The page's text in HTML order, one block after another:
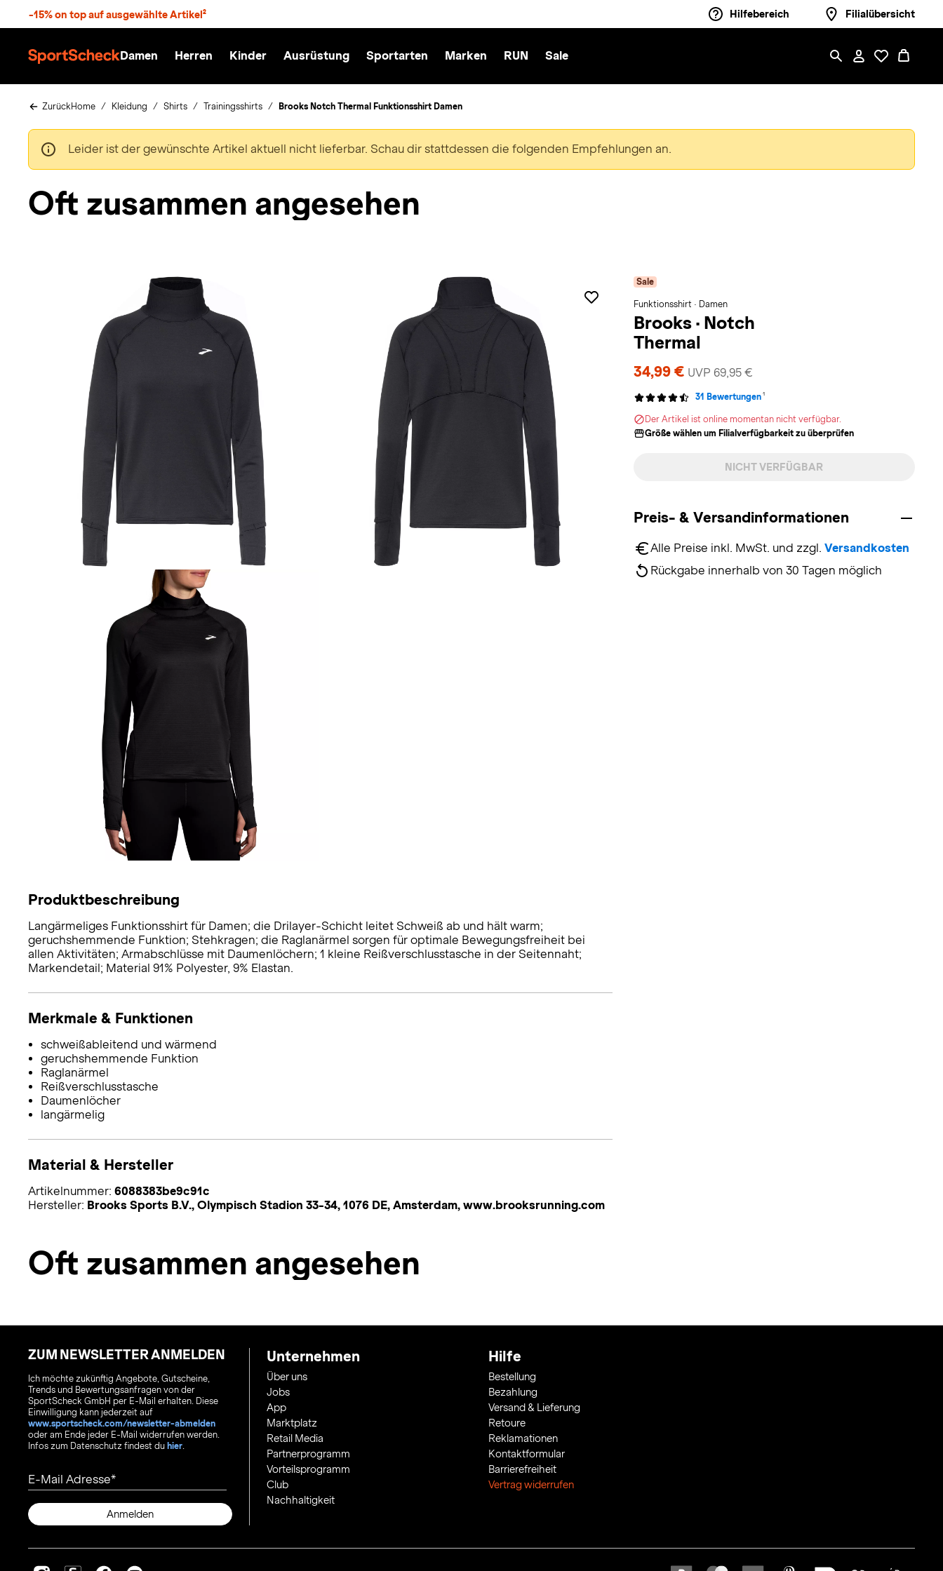
-15% on top auf ausgewählte Artikel² Hilfebereich Filialübersicht
S
e
Damen Herren Kinder Ausrüstung Sportarten Marken RUN Sale
ZurückHome Kleidung Shirts Trainingsshirts Brooks Notch Thermal Funktionsshirt Damen
Leider ist der gewünschte Artikel aktuell nicht lieferbar. Schau dir stattdessen die folgenden Empfehlungen an.
Oft zusammen angesehen
Sale
Funktionsshirt · Damen
Brooks · Notch
Thermal
34,99 € UVP 69,95 €
31 Bewertungen 1
Der Artikel ist online momentan nicht verfügbar.
Größe wählen um Filialverfügbarkeit zu überprüfen
NICHT VERFÜGBAR
Preis- & Versandinformationen
Alle Preise inkl. MwSt. und zzgl. Versandkosten
Rückgabe innerhalb von 30 Tagen möglich
Produktbeschreibung
Langärmeliges Funktionsshirt für Damen; die Drilayer-Schicht leitet Schweiß ab und hält warm;
geruchshemmende Funktion; Stehkragen; die Raglanärmel sorgen für optimale Bewegungsfreiheit bei
allen Aktivitäten; Armabschlüsse mit Daumenlöchern; 1 kleine Reißverschlusstasche in der Seitennaht;
Markendetail; Material 91% Polyester, 9% Elastan.
Merkmale & Funktionen
schweißableitend und wärmend
geruchshemmende Funktion
Raglanärmel
Reißverschlusstasche
Daumenlöcher
langärmelig
Material & Hersteller
Artikelnummer: 6088383be9c91c
Hersteller: Brooks Sports B.V., Olympisch Stadion 33-34, 1076 DE, Amsterdam, www.brooksrunning.com
Oft zusammen angesehen
ZUM NEWSLETTER ANMELDEN
Ich möchte zukünftig Angebote, Gutscheine,
Trends und Bewertungsanfragen von der
SportScheck GmbH per E-Mail erhalten. Diese
Einwilligung kann jederzeit auf
www.sportscheck.com/newsletter-abmelden
oder am Ende jeder E-Mail widerrufen werden.
Infos zum Datenschutz findest du hier
E-Mail Adresse
Anmelden
Unternehmen
Über uns
Jobs
App
Marktplatz
Retail Media
Partnerprogramm
Vorteilsprogramm
Club
Nachhaltigkeit
Hilfe
Bestellung
Bezahlung
Versand & Lieferung
Retoure
Reklamationen
Kontaktformular
Barrierefreiheit
Vertrag widerrufen